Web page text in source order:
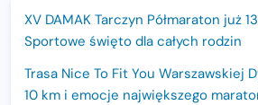
XV DAMAK Tarczyn Półmaraton już
Sportowe święto dla całych rodzin
Trasa Nice To Fit You Warszawskiej
10 km i emocje największego